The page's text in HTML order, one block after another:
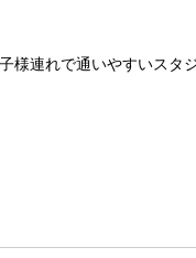
様連れで通いやすいスタジ